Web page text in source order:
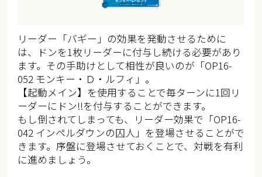
リーダー「バギー」の効果を発動させるために
は、ドンを1枚リーダーに付与し続ける必要があり
ます。その手助けとして相性が良いのが「OP16-
052 モンキー・Ｄ・ルフィ」。
【起動メイン】を使用することで毎ターンに1回リ
ーダーにドン!!を付与することができます。
もし倒されてしまっても、リーダー効果で「OP16-
042 インペルダウンの囚人」を登場させることがで
きます。序盤に登場させておくことで、対戦を有利
に進めましょう。